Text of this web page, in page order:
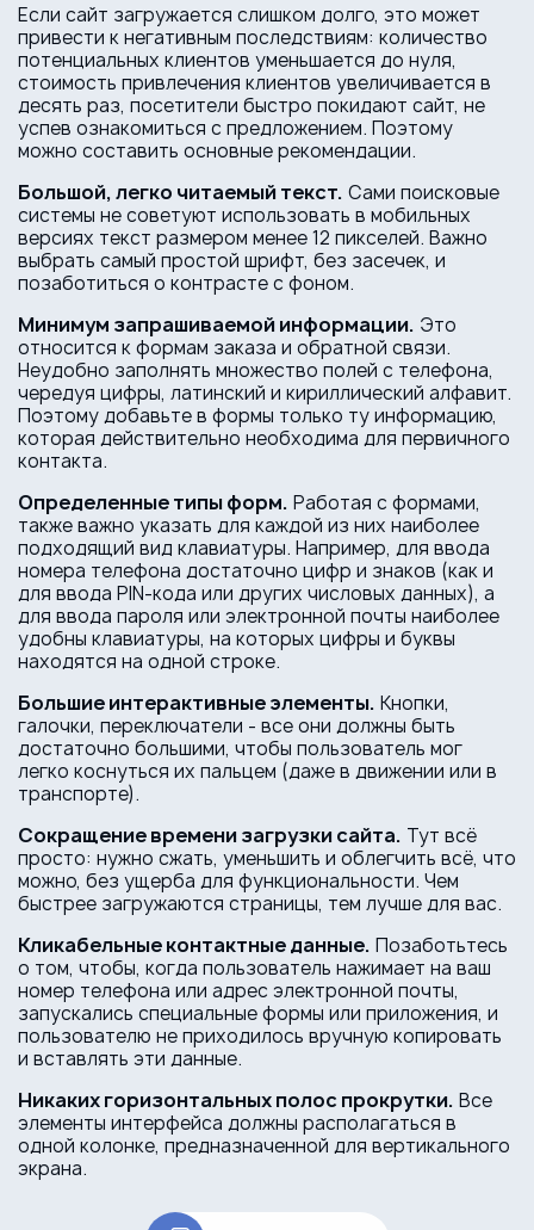
Если сайт загружается слишком долго, это может
привести к негативным последствиям: количество
потенциальных клиентов уменьшается до нуля,
стоимость привлечения клиентов увеличивается в
десять раз, посетители быстро покидают сайт, не
успев ознакомиться с предложением. Поэтому
можно составить основные рекомендации.
Большой, легко читаемый текст. Сами поисковые
системы не советуют использовать в мобильных
версиях текст размером менее 12 пикселей. Важно
выбрать самый простой шрифт, без засечек, и
позаботиться о контрасте с фоном.
Минимум запрашиваемой информации. Это
относится к формам заказа и обратной связи.
Неудобно заполнять множество полей с телефона,
чередуя цифры, латинский и кириллический алфавит.
Поэтому добавьте в формы только ту информацию,
которая действительно необходима для первичного
контакта.
Определенные типы форм. Работая с формами,
также важно указать для каждой из них наиболее
подходящий вид клавиатуры. Например, для ввода
номера телефона достаточно цифр и знаков (как и
для ввода PIN-кода или других числовых данных), а
для ввода пароля или электронной почты наиболее
удобны клавиатуры, на которых цифры и буквы
находятся на одной строке.
Большие интерактивные элементы. Кнопки,
галочки, переключатели - все они должны быть
достаточно большими, чтобы пользователь мог
легко коснуться их пальцем (даже в движении или в
транспорте).
Сокращение времени загрузки сайта. Тут всё
просто: нужно сжать, уменьшить и облегчить всё, что
можно, без ущерба для функциональности. Чем
быстрее загружаются страницы, тем лучше для вас.
Кликабельные контактные данные. Позаботьтесь
о том, чтобы, когда пользователь нажимает на ваш
номер телефона или адрес электронной почты,
запускались специальные формы или приложения, и
пользователю не приходилось вручную копировать
и вставлять эти данные.
Никаких горизонтальных полос прокрутки. Все
элементы интерфейса должны располагаться в
одной колонке, предназначенной для вертикального
экрана.